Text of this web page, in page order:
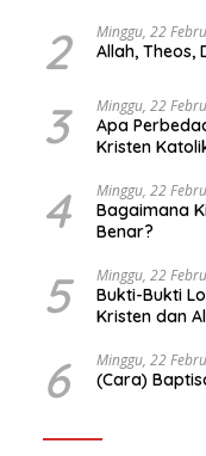
(Pergolakan
Undang
Bangsa
2 Minggu, 22
Allah, Theos,
3 Minggu, 22
Apa
Kristen
4 Minggu, 22
Bagaimana
Benar?
5 Minggu, 22
Bukti-Bukti
Kristen dan
6 Minggu, 22
(Cara)